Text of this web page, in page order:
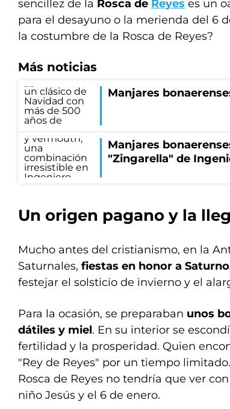
sencillez de la Rosca de Reyes es un
para el desayuno o la merienda del 6
la costumbre de la Rosca de Reyes?
Más noticias
Manjares
Manjares
"Zingarella" de
Un origen pagano y la
Mucho antes del cristianismo, en la
Saturnales, fiestas en honor a
festejar el solsticio de invierno y el
Para la ocasión, se preparaban unos
dátiles y miel. En su interior se
fertilidad y la prosperidad. Quien
"Rey de Reyes" por un tiempo
Rosca de Reyes no tendría que ver
niño Jesús y el 6 de enero.